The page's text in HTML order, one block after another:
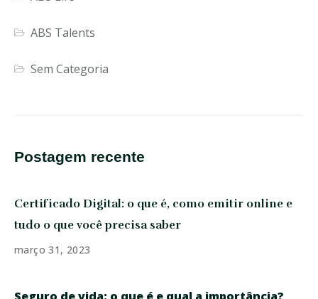
ABS Talents
Sem Categoria
Postagem recente
Certificado Digital: o que é, como emitir online e
tudo o que você precisa saber
março 31, 2023